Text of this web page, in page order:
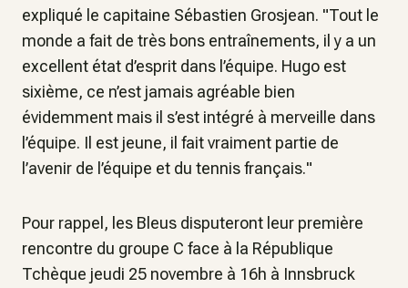
expliqué le capitaine Sébastien Grosjean. "Tout le
monde a fait de très bons entraînements, il y a un
excellent état d’esprit dans l’équipe. Hugo est
sixième, ce n’est jamais agréable bien
évidemment mais il s’est intégré à merveille dans
l’équipe. Il est jeune, il fait vraiment partie de
l’avenir de l’équipe et du tennis français."
Pour rappel, les Bleus disputeront leur première
rencontre du groupe C face à la République
Tchèque jeudi 25 novembre à 16h à Innsbruck